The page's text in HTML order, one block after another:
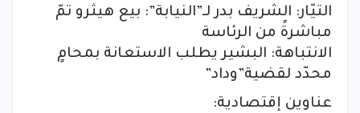
التيّار: الشريف بدر لـ”النيابة”: بيع هيثرو تمّ
مباشرةً من الرئاسة
الانتباهة: البشير يطلب الاستعانة بمحامٍ
محدّد لقضية”وداد”
عناوين إقتصادية: